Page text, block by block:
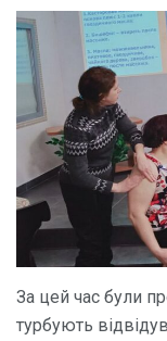
За цей час були
турбують